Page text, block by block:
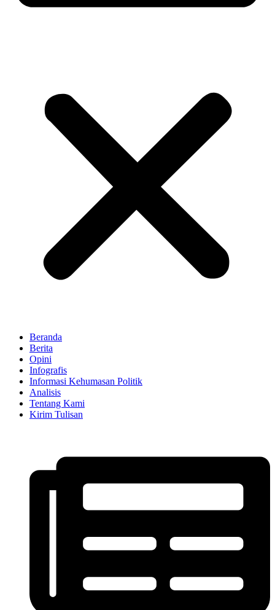
Beranda
Berita
Opini
Infografis
Informasi Kehumasan Politik
Analisis
Tentang Kami
Kirim Tulisan